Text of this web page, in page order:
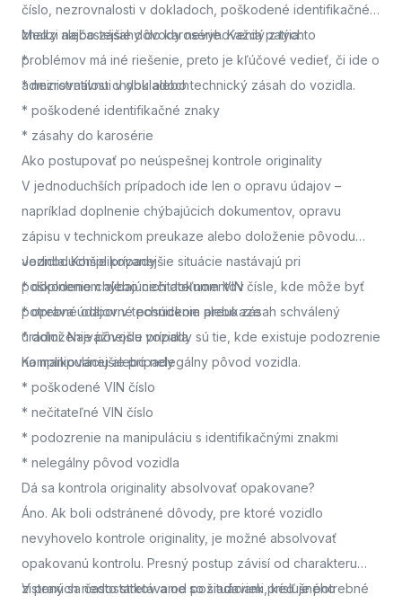
číslo, nezrovnalosti v dokladoch, poškodené identifikačné
znaky alebo zásahy do karosérie. Každý z týchto
problémov má iné riešenie, preto je kľúčové vedieť, či ide o
administratívnu chybu alebo technický zásah do vozidla.
Medzi najčastejšie dôvody nevyhovenia patria:
*
* nezrovnalosti v dokladoch
* poškodené identifikačné znaky
* zásahy do karosérie
Ako postupovať po neúspešnej kontrole originality
V jednoduchších prípadoch ide len o opravu údajov –
napríklad doplnenie chýbajúcich dokumentov, opravu
zápisu v technickom preukaze alebo doloženie pôvodu
vozidla. Komplikovanejšie situácie nastávajú pri
poškodenom alebo nečitateľnom VIN čísle, kde môže byť
potrebné odborné posúdenie alebo zásah schválený
úradmi. Najvážnejšie prípady sú tie, kde existuje podozrenie
na manipuláciu alebo nelegálny pôvod vozidla.
Jednoduchšie prípady
* doplnenie chýbajúcich dokumentov
* oprava údajov v technickom preukaze
* doloženie pôvodu vozidla
Komplikovanejšie prípady
* poškodené VIN číslo
* nečitateľné VIN číslo
* podozrenie na manipuláciu s identifikačnými znakmi
* nelegálny pôvod vozidla
Dá sa kontrola originality absolvovať opakovane?
Áno. Ak boli odstránené dôvody, pre ktoré vozidlo
nevyhovelo kontrole originality, je možné absolvovať
opakovanú kontrolu. Presný postup závisí od charakteru
zistených nedostatkov a od požiadaviek príslušného
V praxi sa často stretávame so situáciami, keď je potrebné